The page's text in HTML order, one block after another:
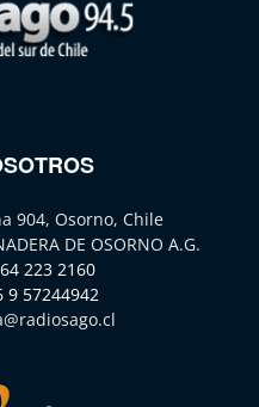
904, Osorno, Chile
DE OSORNO A.G.
223 2160
9 57244942